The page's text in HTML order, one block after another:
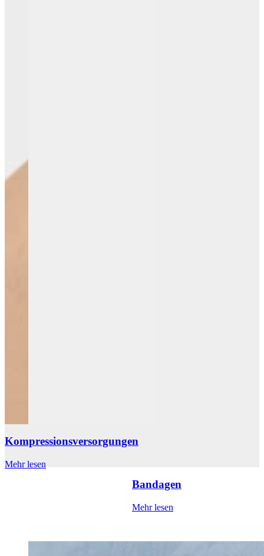
Kompressionsversorgungen
Mehr lesen
Bandagen
Mehr lesen